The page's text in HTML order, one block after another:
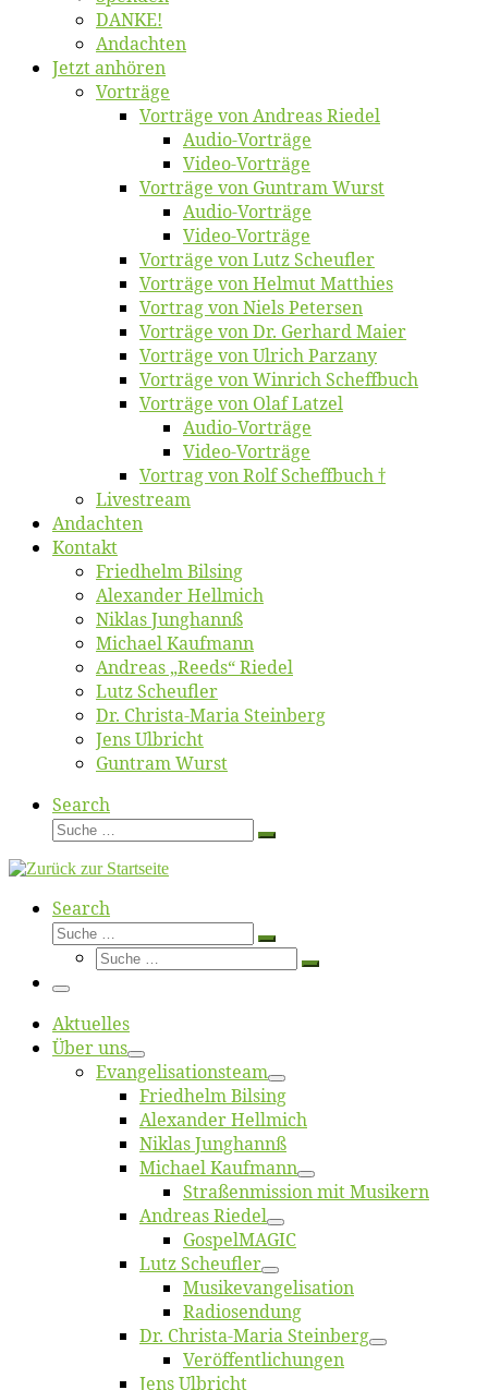
DANKE!
An­dach­ten
Jetzt an­hö­ren
Vor­trä­ge
Vor­trä­ge von An­dre­as Riedel
Au­dio-Vor­trä­ge
Vi­deo-Vor­trä­ge
Vor­trä­ge von Gun­tram Wurst
Au­dio-Vor­trä­ge
Vi­deo-Vor­trä­ge
Vor­trä­ge von Lutz Scheufler
Vor­trä­ge von Hel­mut Matthies
Vor­trag von Niels Petersen
Vor­trä­ge von Dr. Ger­hard Maier
Vor­trä­ge von Ul­rich Parzany
Vor­trä­ge von Win­rich Scheffbuch
Vor­trä­ge von Olaf Latzel
Au­dio-Vor­trä­ge
Vi­deo-Vor­trä­ge
Vor­trag von Rolf Scheffbuch †
Live­stream
An­dach­ten
Kon­takt
Fried­helm Bilsing
Alex­an­der Hellmich
Ni­klas Junghannß
Mi­cha­el Kaufmann
An­dre­as „Reeds“ Riedel
Lutz Scheuf­ler
Dr. Chris­­ta-Ma­ria Steinberg
Jens Ulb­richt
Gun­tram Wurst
Search
Suche
Suche
Search
Suche
Suche
Suche
Suche
Menü
Ak­tu­el­les
Über uns
Evangelisa­tions­team
Fried­helm Bilsing
Alex­an­der Hellmich
Ni­klas Junghannß
Mi­cha­el Kaufmann
Straßenmis­sion mit Musikern
An­dre­as Riedel
Gos­pel­MA­GIC
Lutz Scheuf­ler
Musikevan­ge­li­sa­tion
Ra­dio­sen­dung
Dr. Chris­­ta-Ma­ria Steinberg
Ver­öf­fent­li­chun­gen
Jens Ulb­richt